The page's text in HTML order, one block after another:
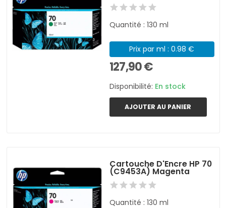
Quantité : 130 ml
Prix par ml : 0.98 €
127,90 €
Disponibilité: En stock
AJOUTER AU PANIER
Cartouche D'Encre HP 70
(C9453A) Magenta
Quantité : 130 ml